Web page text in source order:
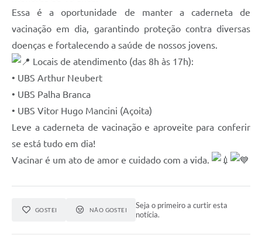
R.H
Telefones Úteis
Essa é a oportunidade de manter a caderneta de
vacinação em dia, garantindo proteção contra diversas
doenças e fortalecendo a saúde de nossos jovens.
Locais de atendimento (das 8h às 17h):
• UBS Arthur Neubert
• UBS Palha Branca
• UBS Vitor Hugo Mancini (Açoita)
Leve a caderneta de vacinação e aproveite para conferir
se está tudo em dia!
Vacinar é um ato de amor e cuidado com a vida.
GOSTEI NÃO GOSTEI
Seja o primeiro a curtir esta
notícia.